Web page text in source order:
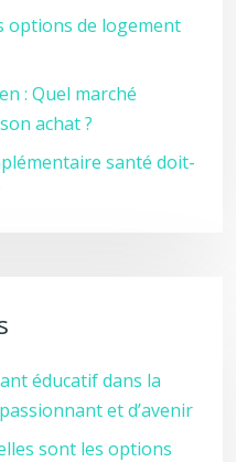
options de logement
: Quel marché
achat ?
santé doit-
éducatif dans la
et d’avenir
sont les options